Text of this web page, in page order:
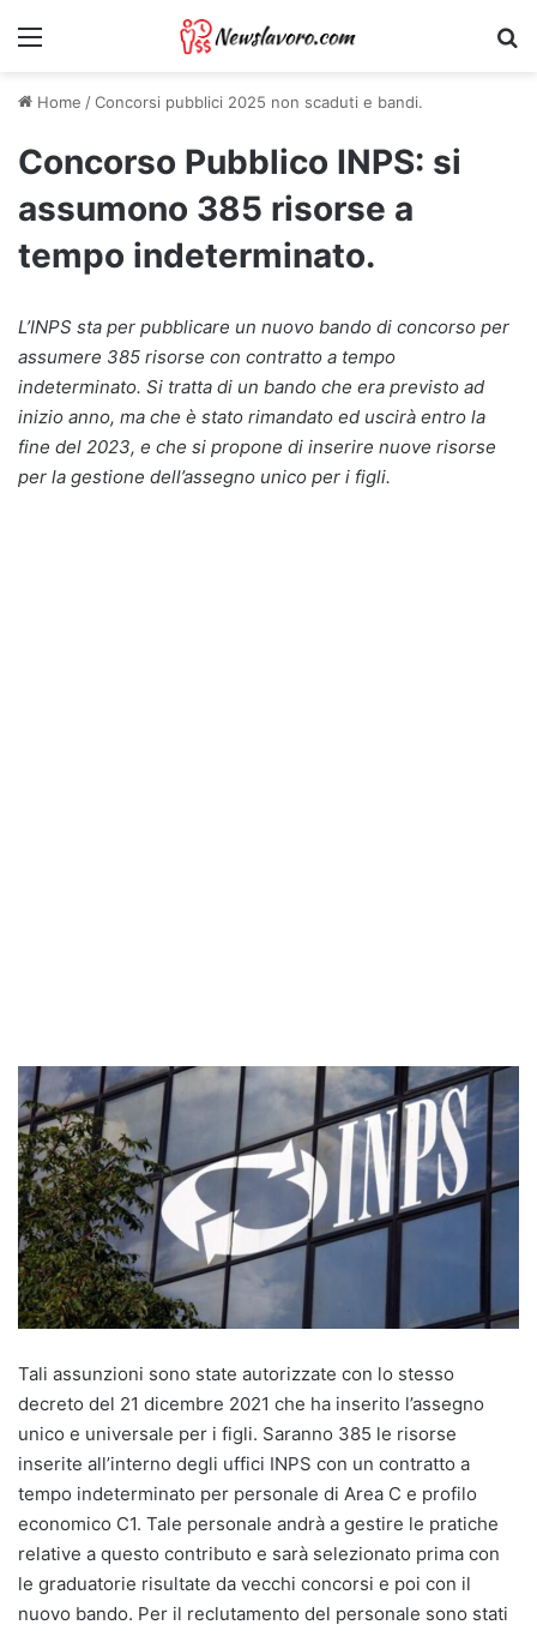
Menu
Home /Concorsi pubblici 2025 non scaduti e bandi.
Concorso Pubblico INPS: si
assumono 385 risorse a
tempo indeterminato.
L’INPS sta per pubblicare un nuovo bando di concorso per
assumere 385 risorse con contratto a tempo
indeterminato. Si tratta di un bando che era previsto ad
inizio anno, ma che è stato rimandato ed uscirà entro la
fine del 2023, e che si propone di inserire nuove risorse
per la gestione dell’assegno unico per i figli.
Tali assunzioni sono state autorizzate con lo stesso
decreto del 21 dicembre 2021 che ha inserito l’assegno
unico e universale per i figli. Saranno 385 le risorse
inserite all’interno degli uffici INPS con un contratto a
tempo indeterminato per personale di Area C e profilo
economico C1. Tale personale andrà a gestire le pratiche
relative a questo contributo e sarà selezionato prima con
le graduatorie risultate da vecchi concorsi e poi con il
nuovo bando. Per il reclutamento del personale sono stati